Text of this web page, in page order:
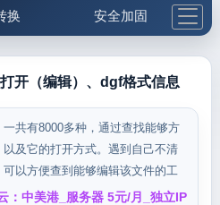
换 安全加固
民 更多工具
宝大红包
开（编辑）、dgf格式信息
共有8000多种，通过查找能够方
及它的打开方式。遇到自己不清
以方便查到能够编辑该文件的工
：中美港_服务器 5元/月_独立IP